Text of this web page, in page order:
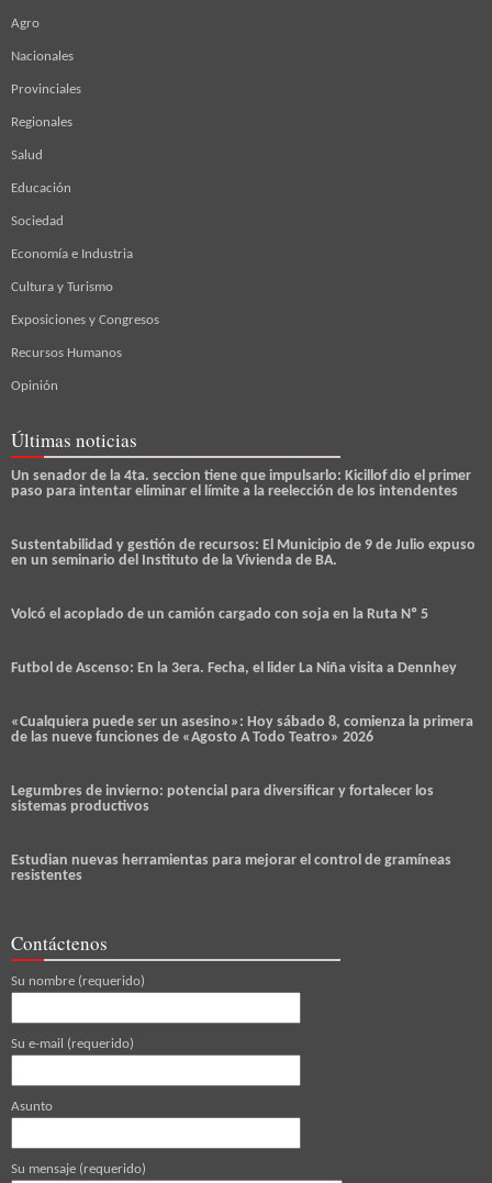
Agro
Nacionales
Provinciales
Regionales
Salud
Educación
Sociedad
Economía e Industria
Cultura y Turismo
Exposiciones y Congresos
Recursos Humanos
Opinión
Últimas noticias
Un senador de la 4ta. seccion tiene que impulsarlo: Kicillof dio el primer
paso para intentar eliminar el límite a la reelección de los intendentes
Sustentabilidad y gestión de recursos: El Municipio de 9 de Julio expuso
en un seminario del Instituto de la Vivienda de BA.
Volcó el acoplado de un camión cargado con soja en la Ruta Nº 5
Futbol de Ascenso: En la 3era. Fecha, el lider La Niña visita a Dennhey
«Cualquiera puede ser un asesino»: Hoy sábado 8, comienza la primera
de las nueve funciones de «Agosto A Todo Teatro» 2026
Legumbres de invierno: potencial para diversificar y fortalecer los
sistemas productivos
Estudian nuevas herramientas para mejorar el control de gramíneas
resistentes
Contáctenos
Su nombre (requerido)
Su e-mail (requerido)
Asunto
Su mensaje (requerido)